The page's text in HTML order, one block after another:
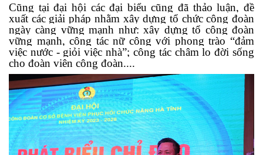
Cũng tại đại hội các đại biểu cũng đã thảo luận, đề
xuất các giải pháp nhằm xây dựng tổ chức công đoàn
ngày càng vững mạnh như: xây dựng tổ công đoàn
vững mạnh, công tác nữ công với phong trào “đảm
việc nước - giỏi việc nhà”; công tác châm lo đời sống
cho đoàn viên công đoàn....